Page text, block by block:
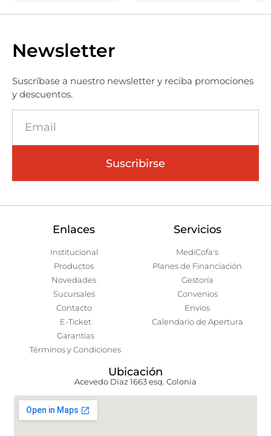
Newsletter
Suscríbase a nuestro newsletter y reciba promociones
y descuentos.
Suscribirse
Enlaces
Institucional
Productos
Novedades
Sucursales
Contacto
E-Ticket
Garantías
Términos y Condiciones
Servicios
MediCofa's
Planes de Financiación
Gestoría
Convenios
Envíos
Calendario de Apertura
Ubicación
Acevedo Díaz 1663 esq. Colonia